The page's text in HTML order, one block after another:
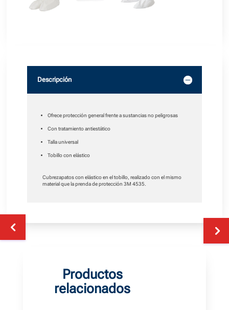
Descripción
Ofrece protección general frente a sustancias no peligrosas
Con tratamiento antiestático
Talla universal
Tobillo con elástico
Cubrezapatos con elástico en el tobillo, realizado con el mismo
material que la prenda de protección 3M 4535.
Productos
relacionados